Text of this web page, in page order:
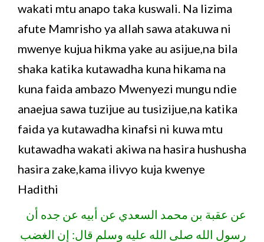
wakati mtu anapo taka kuswali. Na lizima
afute Mamrisho ya allah sawa atakuwa ni
mwenye kujua hikma yake au asijue,na bila
shaka katika kutawadha kuna hikama na
kuna faida ambazo Mwenyezi mungu ndie
anaejua sawa tuzijue au tusizijue,na katika
faida ya kutawadha kinafsi ni kuwa mtu
kutawadha wakati akiwa na hasira hushusha
hasira zake,kama ilivyo kuja kwenye
Hadithi
عن عقبة بن محمد السعدي عن أبيه عن جده أن
رسول الله صلى الله عليه وسلم قال: إن الغضب